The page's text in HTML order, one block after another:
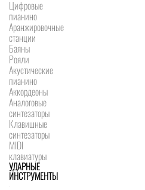
Цифровые
пианино
Аранжировочные
станции
Баяны
Рояли
Акустические
пианино
Аккордеоны
Аналоговые
синтезаторы
Клавишные
синтезаторы
MIDI
клавиатуры
УДАРНЫЕ
ИНСТРУМЕНТЫ